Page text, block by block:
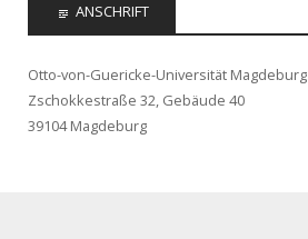
ANSCHRIFT
Otto-von-Guericke-Universität Magdeburg
Zschokkestraße 32, Gebäude 40
39104 Magdeburg